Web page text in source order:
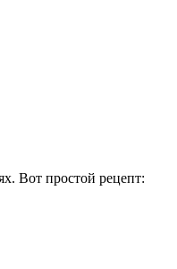
Вот простой рецепт: